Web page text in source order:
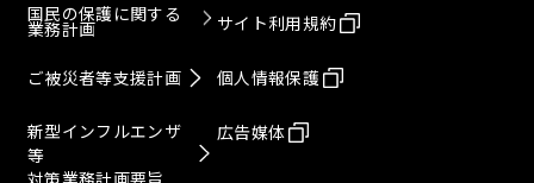
国民の保護に関する
業務計画
ご被災者等支援計画
新型インフルエンザ
等
対策業務計画要旨
サイト利用規約
個人情報保護
広告媒体